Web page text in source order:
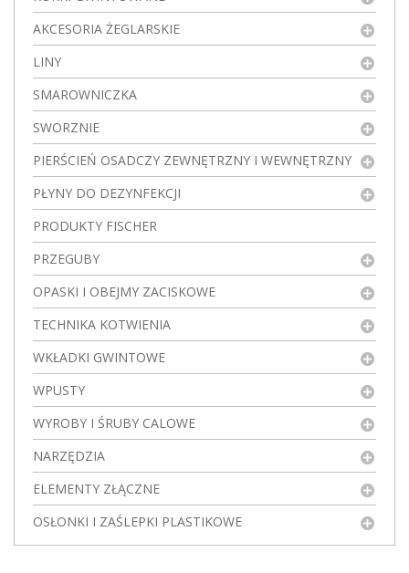
AKCESORIA ŻEGLARSKIE
LINY
SMAROWNICZKA
SWORZNIE
PIERŚCIEŃ OSADCZY ZEWNĘTRZNY I WEWNĘTRZNY
PŁYNY DO DEZYNFEKCJI
PRODUKTY FISCHER
PRZEGUBY
OPASKI I OBEJMY ZACISKOWE
TECHNIKA KOTWIENIA
WKŁADKI GWINTOWE
WPUSTY
WYROBY I ŚRUBY CALOWE
NARZĘDZIA
ELEMENTY ZŁĄCZNE
OSŁONKI I ZAŚLEPKI PLASTIKOWE